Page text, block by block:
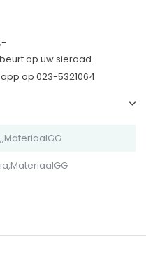
op uw sieraad
op 023-5321064